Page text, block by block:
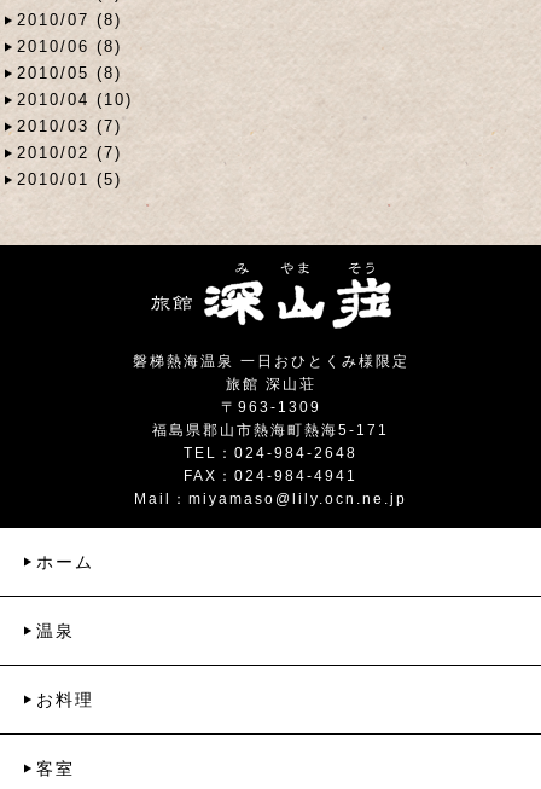
2010/07 (8)
2010/06 (8)
2010/05 (8)
2010/04 (10)
2010/03 (7)
2010/02 (7)
2010/01 (5)
磐梯熱海温泉 一日おひとくみ様限定
旅館 深山荘
〒963-1309
福島県郡山市熱海町熱海5-171
TEL：024-984-2648
FAX：024-984-4941
Mail： miyamaso@lily.ocn.ne.jp
ホーム
温泉
お料理
客室